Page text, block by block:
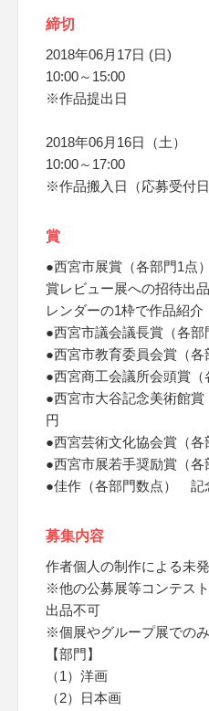
締切
2018年06月17日 (日)
10:00～15:00
※作品提出日
2018年06月16日（土）
10:00～17:00
※作品搬入日（応募受付日
賞
●西宮市展賞（各部門1点
賞レビュー展への招待出
レンダーの1枠で作品紹介
●西宮市議会議長賞（各
●西宮市教育委員会賞（
●西宮商工会議所会頭賞
●西宮市大谷記念美術館
円
●西宮芸術文化協会賞（
●西宮市展若手奨励賞（
●佳作（各部門数点） 記
募集内容
作者個人の制作による未
※他の公募展等コンテス
出品不可
※個展やグループ展での
【部門】
（1）洋画
（2）日本画